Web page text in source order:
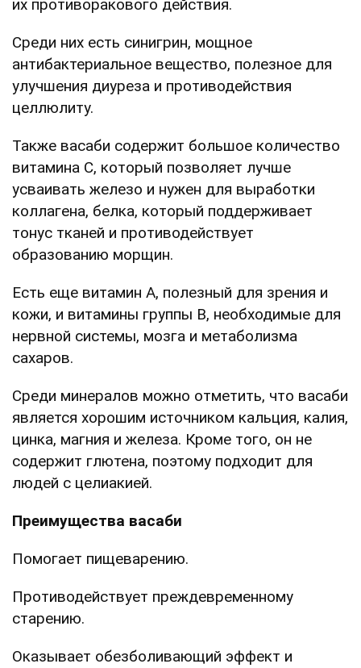
их противоракового действия.
Среди них есть синигрин, мощное
антибактериальное вещество, полезное для
улучшения диуреза и противодействия
целлюлиту.
Также васаби содержит большое количество
витамина С, который позволяет лучше
усваивать железо и нужен для выработки
коллагена, белка, который поддерживает
тонус тканей и противодействует
образованию морщин.
Есть еще витамин А, полезный для зрения и
кожи, и витамины группы В, необходимые для
нервной системы, мозга и метаболизма
сахаров.
Среди минералов можно отметить, что васаби
является хорошим источником кальция, калия,
цинка, магния и железа. Кроме того, он не
содержит глютена, поэтому подходит для
людей с целиакией.
Преимущества васаби
Помогает пищеварению.
Противодействует преждевременному
старению.
Оказывает обезболивающий эффект и